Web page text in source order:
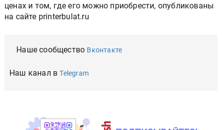
ценах и том, где его можно приобрести, опубликованы
на сайте printerbulat.ru
Наше сообщество Вконтакте
Наш канал вTelegram